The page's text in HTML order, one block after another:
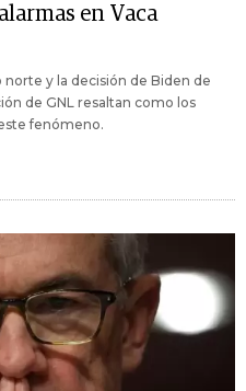
en Vaca
y la decisión de Biden de
de GNL resaltan como los
fenómeno.